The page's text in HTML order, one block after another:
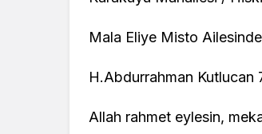
Mala Eliye Misto
H.Abdurrahman Kutlucan
Allah rahmet eylesin,